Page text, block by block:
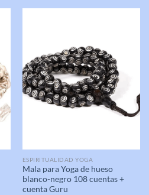
ESPIRITUALIDAD YOGA
Mala para Yoga de hueso
blanco-negro 108 cuentas +
cuenta Guru